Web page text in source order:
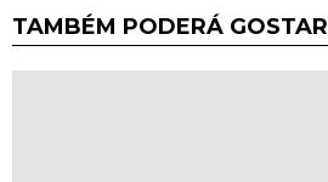
TAMBÉM PODERÁ GOSTAR